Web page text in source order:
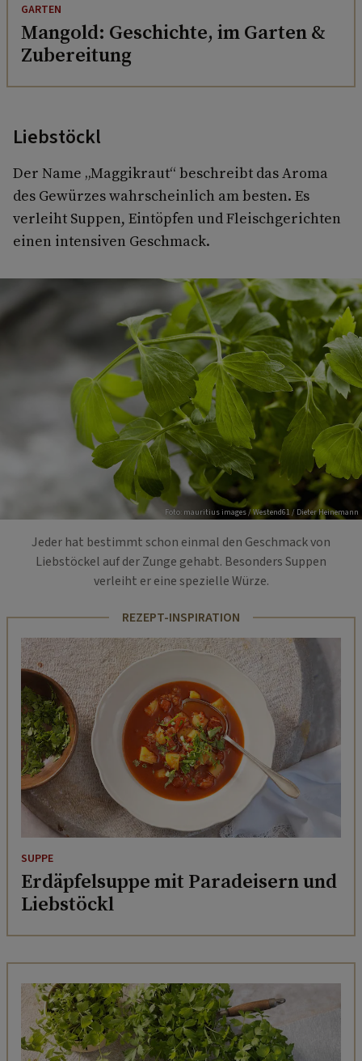
GARTEN
Mangold: Geschichte, im Garten &
Zubereitung
Liebstöckl
Der Name „Maggikraut“ beschreibt das Aroma
des Gewürzes wahrscheinlich am besten. Es
verleiht Suppen, Eintöpfen und Fleischgerichten
einen intensiven Geschmack.
Foto: mauritius images / Westend61 / Dieter Heinemann
Jeder hat bestimmt schon einmal den Geschmack von
Liebstöckel auf der Zunge gehabt. Besonders Suppen
verleiht er eine spezielle Würze.
REZEPT-INSPIRATION
SUPPE
Erdäpfelsuppe mit Paradeisern und
Liebstöckl